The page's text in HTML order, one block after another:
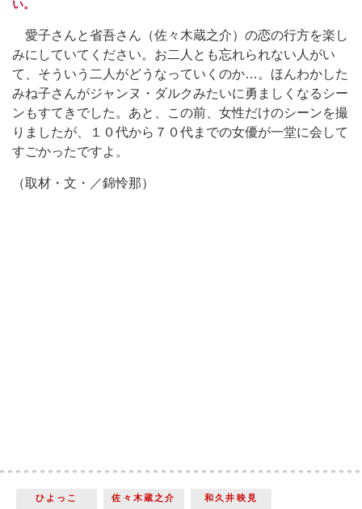
い。
愛子さんと省吾さん（佐々木蔵之介）の恋の行方を楽し
みにしていてください。お二人とも忘れられない人がい
て、そういう二人がどうなっていくのか…。ほんわかした
みね子さんがジャンヌ・ダルクみたいに勇ましくなるシー
ンもすてきでした。あと、この前、女性だけのシーンを撮
りましたが、１０代から７０代までの女優が一堂に会して
すごかったですよ。
（取材・文・／錦怜那）
ひよっこ 佐々木蔵之介
和久井映見